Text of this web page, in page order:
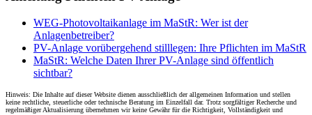
WEG-Photovoltaikanlage im MaStR: Wer ist der
Anlagenbetreiber?
PV-Anlage vorübergehend stilllegen: Ihre Pflichten im MaStR
MaStR: Welche Daten Ihrer PV-Anlage sind öffentlich
sichtbar?
Hinweis: Die Inhalte auf dieser Website dienen ausschließlich der allgemeinen Information und stellen
keine rechtliche, steuerliche oder technische Beratung im Einzelfall dar. Trotz sorgfältiger Recherche und
regelmäßiger Aktualisierung übernehmen wir keine Gewähr für die Richtigkeit, Vollständigkeit und